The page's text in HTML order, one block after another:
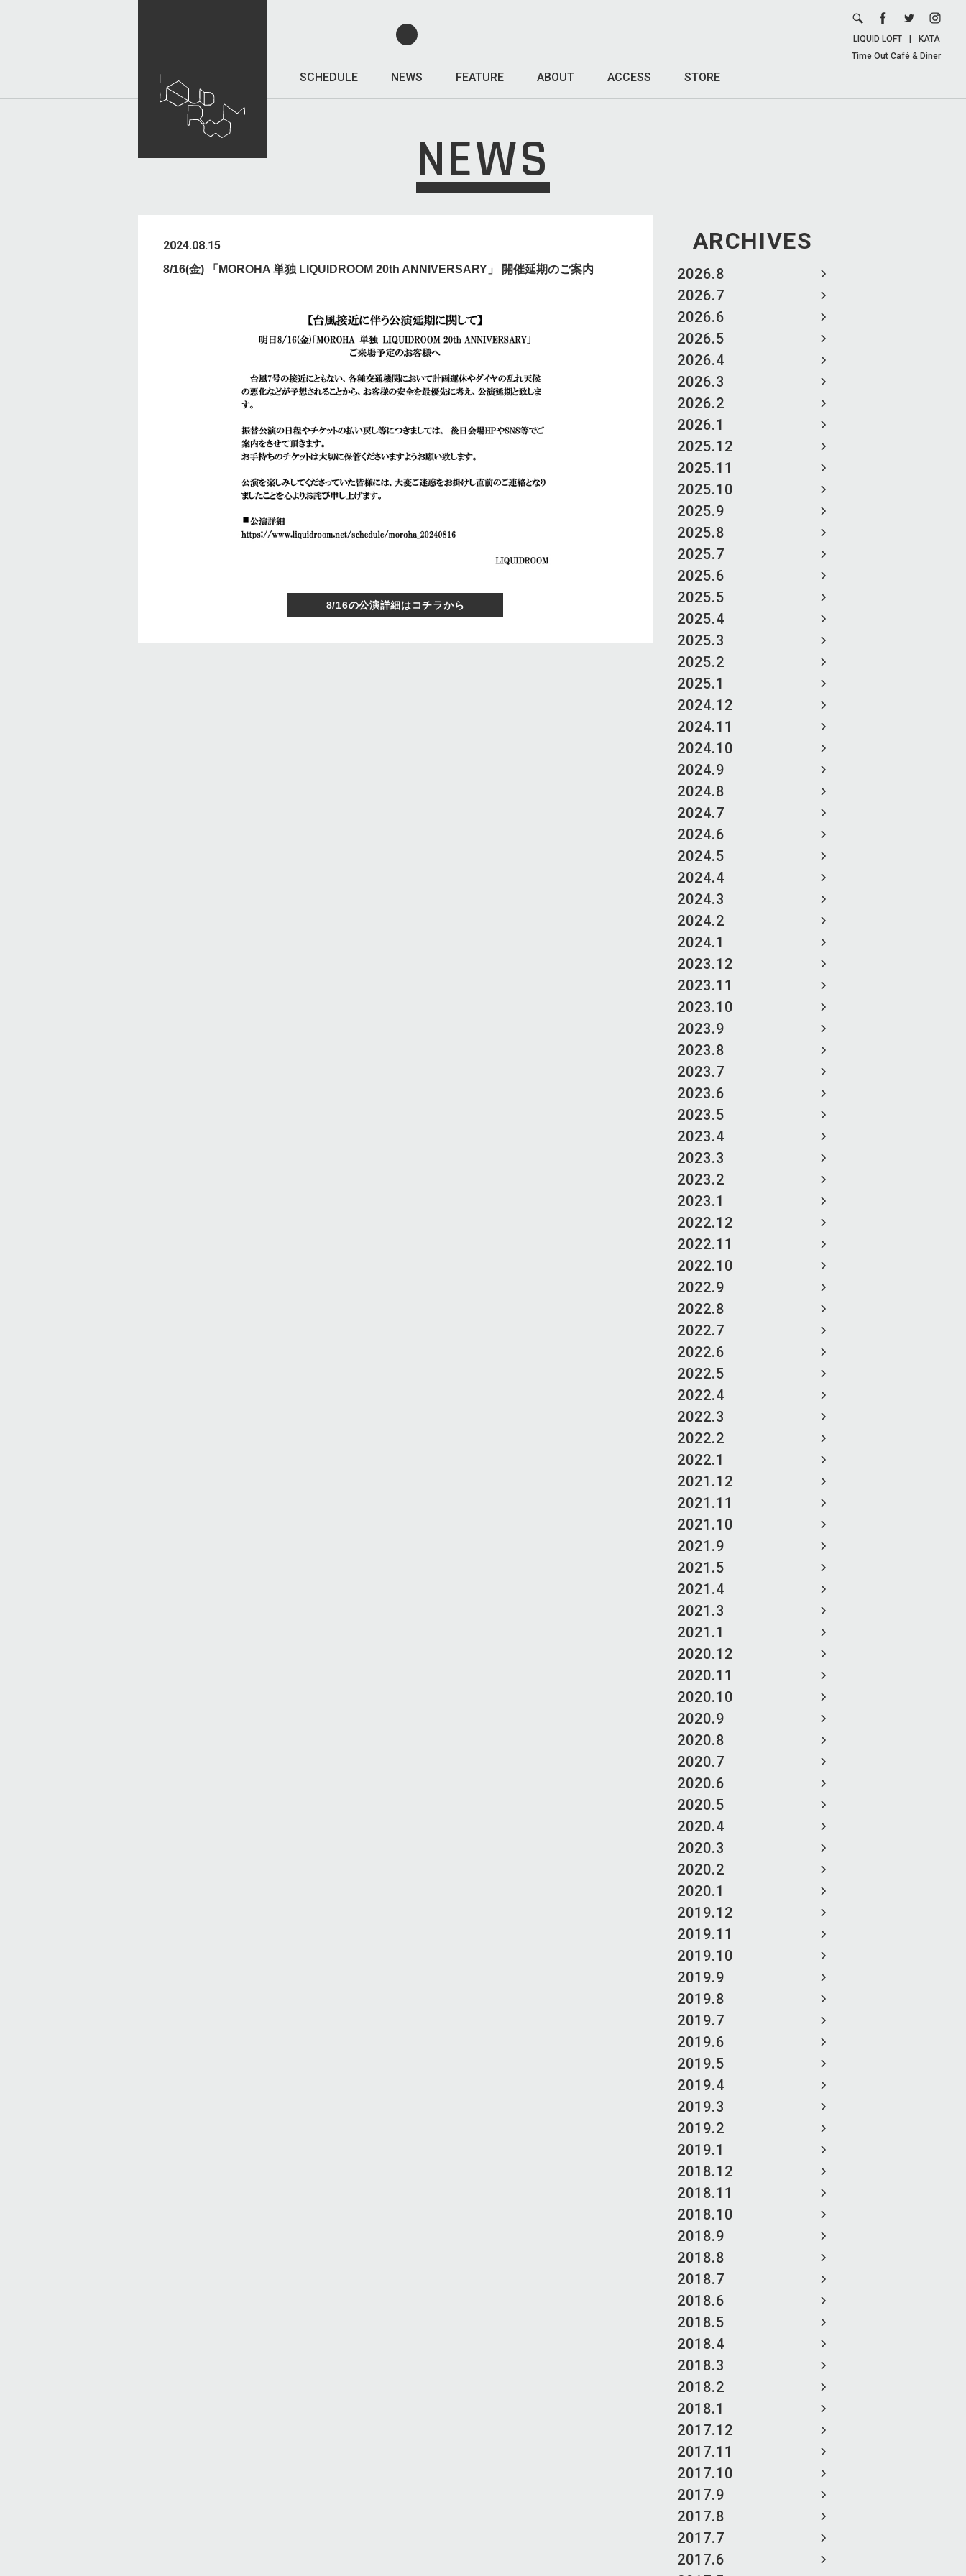
SCHEDULE NEWS FEATURE ABOUT ACCESS STORE
LIQUID LOFT
KATA
Time Out Café & Diner
NEWS
ARCHIVES
2026.8
2026.7
2026.6
2026.5
2026.4
2026.3
2026.2
2026.1
2025.12
2025.11
2025.10
2025.9
2025.8
2025.7
2025.6
2025.5
2025.4
2025.3
2025.2
2025.1
2024.12
2024.11
2024.10
2024.9
2024.8
2024.7
2024.6
2024.5
2024.4
2024.3
2024.2
2024.1
2023.12
2023.11
2023.10
2023.9
2023.8
2023.7
2023.6
2023.5
2023.4
2023.3
2023.2
2023.1
2022.12
2022.11
2022.10
2022.9
2022.8
2022.7
2022.6
2022.5
2022.4
2022.3
2022.2
2022.1
2021.12
2021.11
2021.10
2021.9
2021.5
2021.4
2021.3
2021.1
2020.12
2020.11
2020.10
2020.9
2020.8
2020.7
2020.6
2020.5
2020.4
2020.3
2020.2
2020.1
2019.12
2019.11
2019.10
2019.9
2019.8
2019.7
2019.6
2019.5
2019.4
2019.3
2019.2
2019.1
2018.12
2018.11
2018.10
2018.9
2018.8
2018.7
2018.6
2018.5
2018.4
2018.3
2018.2
2018.1
2017.12
2017.11
2017.10
2017.9
2017.8
2017.7
2017.6
2024.08.15
8/16(金) 「MOROHA 単独 LIQUIDROOM 20th ANNIVERSARY」 開催延期のご案内
8/16の公演詳細はコチラから